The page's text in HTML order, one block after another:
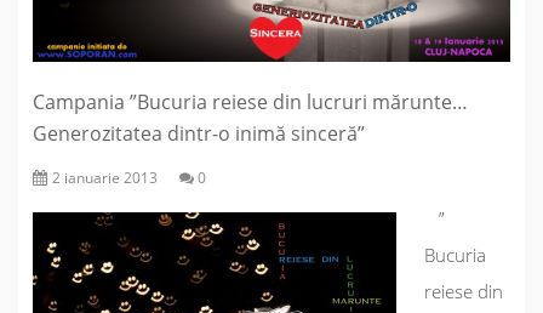
Campania ”Bucuria reiese din lucruri mărunte…
Generozitatea dintr-o inimă sinceră”
2 ianuarie 2013 0
”
Bucuria
reiese din